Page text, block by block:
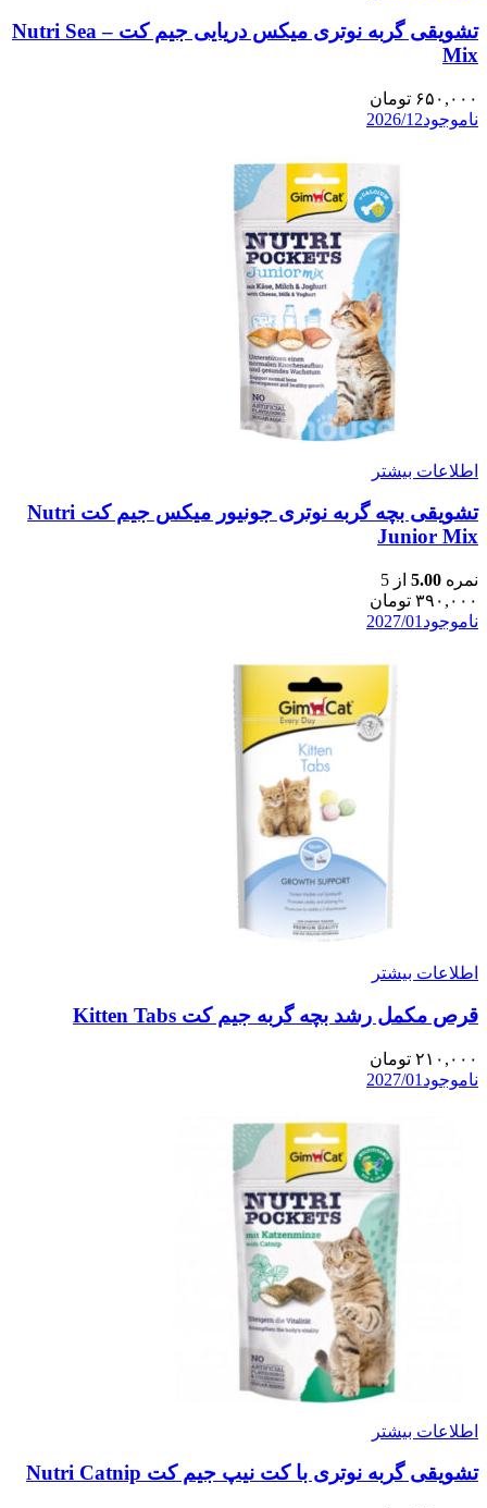
تشویقی گربه نوتری میکس دریایی جیم کت – Nutri Sea
Mix
۶۵۰,۰۰۰ تومان
ناموجود2026/12
اطلاعات بیشتر
تشویقی بچه گربه نوتری جونیور میکس جیم کت Nutri
Junior Mix
نمره 5.00 از 5
۳۹۰,۰۰۰ تومان
ناموجود 2027/01
اطلاعات بیشتر
قرص مکمل رشد بچه گربه جیم کت Kitten Tabs
۲۱۰,۰۰۰ تومان
ناموجود 2027/01
اطلاعات بیشتر
تشویقی گربه نوتری با کت نیپ جیم کت Nutri Catnip